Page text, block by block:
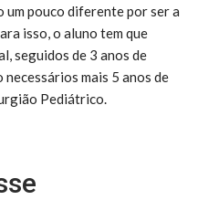
um pouco diferente por ser a
isso, o aluno tem que
seguidos de 3 anos de
mais 5 anos de
Pediátrico.